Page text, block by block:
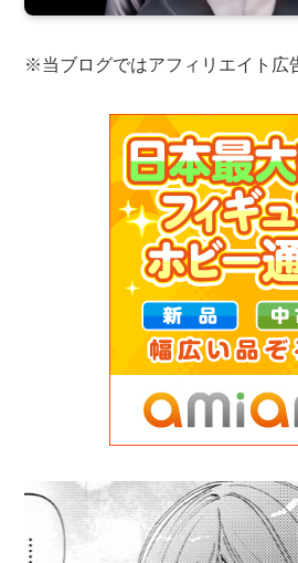
※当ブログではアフィリエイト広